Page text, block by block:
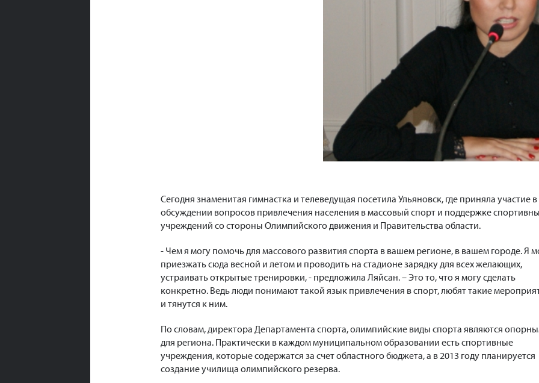
Сегодня знаменитая гимнастка и телеведущая посетила Ульяновск, где приняла участие в
обсуждении вопросов привлечения населения в массовый спорт и поддержке
учреждений со стороны Олимпийского движения и Правительства области.
- Чем я могу помочь для массового развития спорта в вашем регионе, в вашем городе. Я
приезжать сюда весной и летом и проводить на стадионе зарядку для всех желающих,
устраивать открытые тренировки, - предложила Ляйсан. – Это то, что я могу сделать
конкретно. Ведь люди понимают такой язык привлечения в спорт, любят такие
и тянутся к ним.
По словам, директора Департамента спорта, олимпийские виды спорта являются
для региона. Практически в каждом муниципальном образовании есть спортивные
учреждения, которые содержатся за счет областного бюджета, а в 2013 году планируется
создание училища олимпийского резерва.